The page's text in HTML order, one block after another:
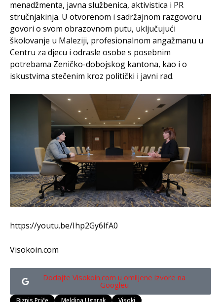
menadžmenta, javna službenica, aktivistica i PR
stručnjakinja. U otvorenom i sadržajnom razgovoru
govori o svom obrazovnom putu, uključujući
školovanje u Maleziji, profesionalnom angažmanu u
Centru za djecu i odrasle osobe s posebnim
potrebama Zeničko-dobojskog kantona, kao i o
iskustvima stečenim kroz politički i javni rad.
https://youtu.be/Ihp2Gy6IfA0
Visokoin.com
Dodajte Visokoin.com u omiljene izvore na
Googleu